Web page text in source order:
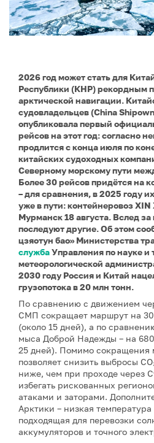
2026 год может стать для
Республики (КНР) рекордным
арктической навигации.
судовладельцев (China
опубликовала первый
рейсов на этот год: согласно
продлится с конца июля по
китайских судоходных
Северному морскому пути
Более 30 рейсов придётся на
– для сравнения, в 2025 году
уже в пути: контейнеровоз XIN
Мурманск 18 августа. Вслед за
последуют другие. Об этом
цзяотун бао» Министерства
службаУправления по науке и
метеорологической
2030 году Россия и Китай
грузопотока в 20 млн тонн.
По сравнению с движением
СМП сокращает маршрут на
(около 15 дней), а по
мыса Доброй Надежды – на
25 дней). Помимо
позволяет снизить выбросы
ниже, чем при проходе через
избегать рискованных
атаками и заторами.
Арктики – низкая температура
подходящая для перевозки
аккумуляторов и точного